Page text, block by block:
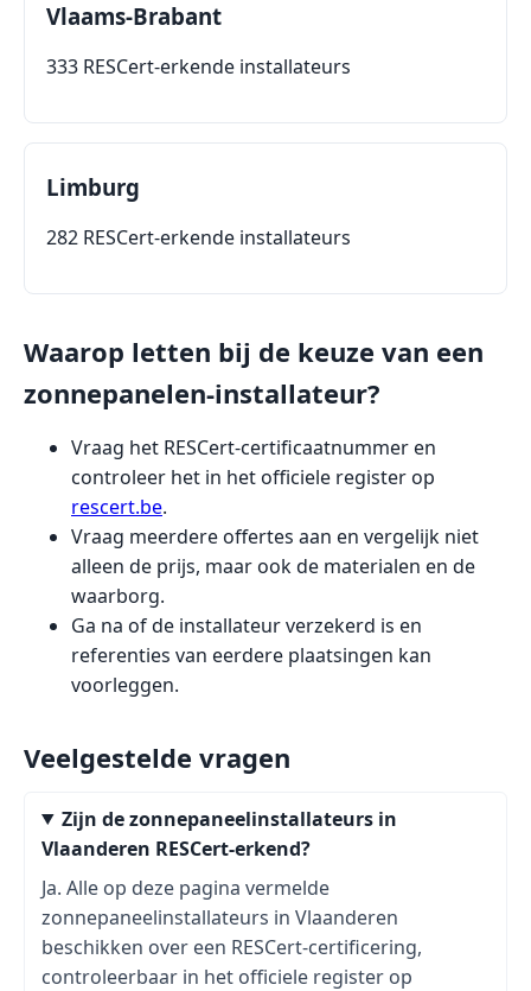
Vlaams-Brabant
333 RESCert-erkende installateurs
Limburg
282 RESCert-erkende installateurs
Waarop letten bij de keuze van een
zonnepanelen-installateur?
Vraag het RESCert-certificaatnummer en
controleer het in het officiele register op
rescert.be.
Vraag meerdere offertes aan en vergelijk niet
alleen de prijs, maar ook de materialen en de
waarborg.
Ga na of de installateur verzekerd is en
referenties van eerdere plaatsingen kan
voorleggen.
Veelgestelde vragen
Zijn de zonnepaneelinstallateurs in
Vlaanderen RESCert-erkend?
Ja. Alle op deze pagina vermelde
zonnepaneelinstallateurs in Vlaanderen
beschikken over een RESCert-certificering,
controleerbaar in het officiele register op